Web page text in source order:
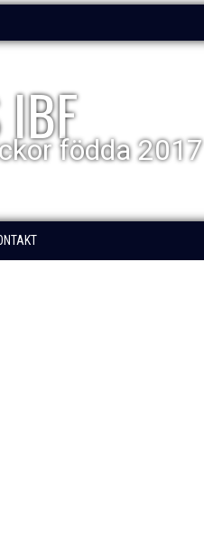
födda 2017